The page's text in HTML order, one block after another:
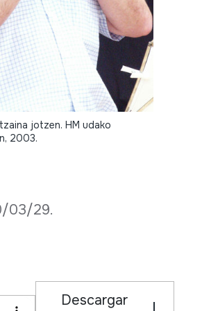
jotzen. HM udako
2003.
03/29.
Descargar